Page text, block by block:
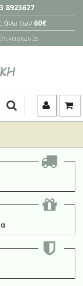
8923627
άνω των 60€